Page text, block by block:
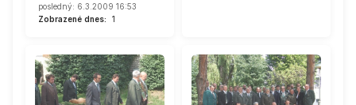
posledný: 6.3.2009 16:53
Zobrazené dnes:
1